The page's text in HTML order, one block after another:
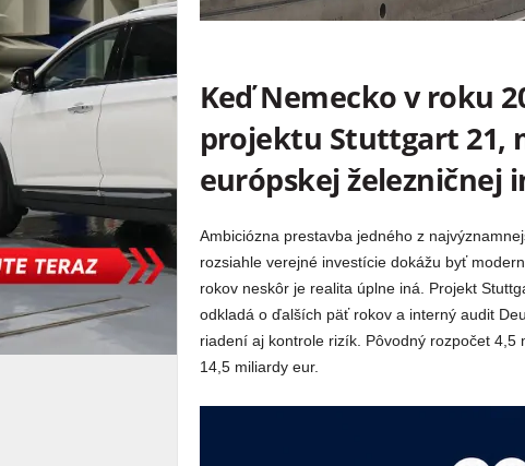
Keď Nemecko v roku
projektu Stuttgart 21,
európskej železničnej
Ambiciózna prestavba jedného z
rozsiahle verejné investície dokážu byť
rokov neskôr je realita úplne iná. Projekt
odkladá o ďalších päť rokov a interný audit
riadení aj kontrole rizík. Pôvodný rozpočet
14,5 miliardy eur.